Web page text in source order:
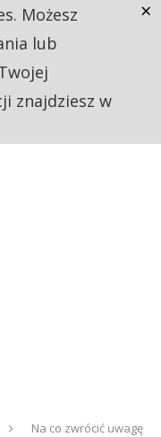
Na co zwrócić uwagę
Możesz
lub
znajdziesz w
×